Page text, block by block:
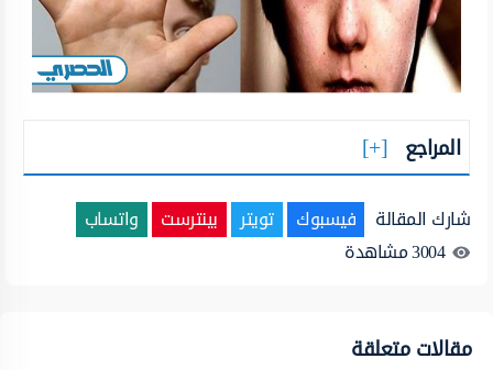
المراجع
شارك المقالة فيسبوك تويتر بينترست
واتساب
3004مشاهدة
مقالات متعلقة